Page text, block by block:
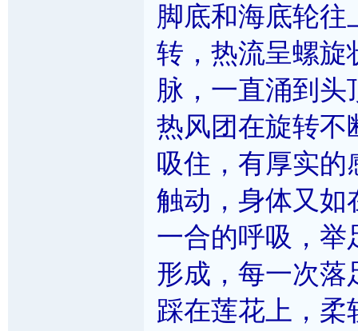
脚底和海底轮
转，热流呈螺旋
脉，一直涌到
热风团在旋转不
吸住，有厚实的
触动，身体又如
一合的呼吸，举
形成，每一次落
踩在莲花上，柔